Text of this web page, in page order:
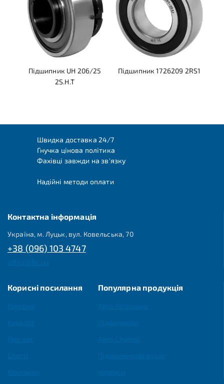
Підшипник UH 206/25
2S.H.T
Підшипник 1726209 2RS1
Швидка доставка 24/7
Гнучка цінова політика
Фахівці завжди на зв'язку
Надійні методи оплати
Контактна інформація
Україна, м. Луцьк, вул. Ковельська, 70
+38 (096) 103 4747
Корисні посилання Популярна продукція